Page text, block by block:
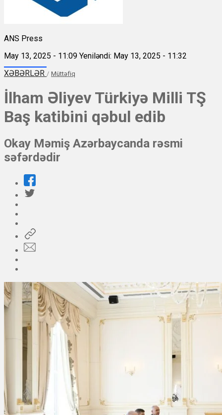
ANS Press
May 13, 2025 - 11:09 Yeniləndi: May 13, 2025 - 11:32
XƏBƏRLƏR / Müttəfiq
İlham Əliyev Türkiyə Milli TŞ
Baş katibini qəbul edib
Okay Məmiş Azərbaycanda rəsmi
səfərdədir